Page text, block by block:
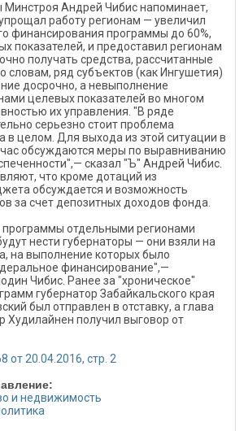
Минстроя Андрей Чибис напоминает,
работу регионам — увеличил
финансирования программы до 60%,
показателей, и предоставил регионам
получать средства, рассчитанные
словам, ряд субъектов (как Ингушетия)
досрочно, а невыполнение
целевых показателей во многом
их управления. "В ряде
серьезно стоит проблема
целом. Для выхода из этой ситуации в
обсуждаются меры по выравниванию
сказал "Ъ" Андрей Чибис.
что кроме дотаций из
обсуждается и возможность
за счет депозитных доходов фонда.
отдельными регионами
нести губернаторы — они взяли на
на выполнение которых было
финансирование",—
Чибис. Ранее за "хроническое"
губернатор Забайкальского края
был отправлен в отставку, а глава
Худилайнен получил выговор от
от 20.04.2016, стр. 2
и недвижимость